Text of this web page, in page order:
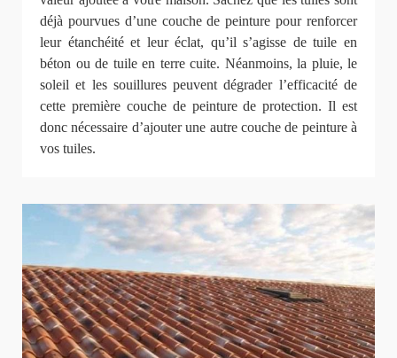
déjà pourvues d’une couche de peinture pour renforcer
leur étanchéité et leur éclat, qu’il s’agisse de tuile en
béton ou de tuile en terre cuite. Néanmoins, la pluie, le
soleil et les souillures peuvent dégrader l’efficacité de
cette première couche de peinture de protection. Il est
donc nécessaire d’ajouter une autre couche de peinture à
vos tuiles.